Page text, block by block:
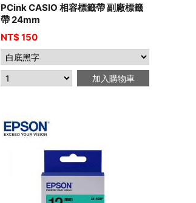
PCink CASIO 相容標籤帶 副廠標籤
帶 24mm
NT$150
加入購物車